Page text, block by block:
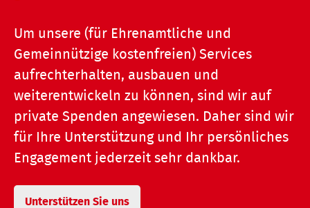
Um unsere (für Ehrenamtliche und
Gemeinnützige kostenfreien) Services
aufrechterhalten, ausbauen und
weiterentwickeln zu können, sind wir auf
private Spenden angewiesen. Daher sind wir
für Ihre Unterstützung und Ihr persönliches
Engagement jederzeit sehr dankbar.
Unterstützen Sie uns